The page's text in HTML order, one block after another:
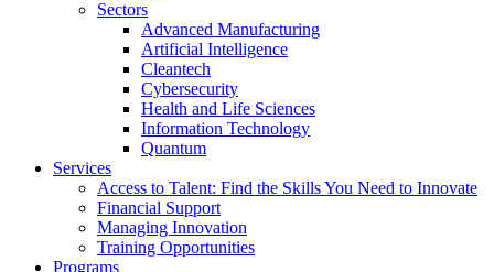
Sectors
Advanced Manufacturing
Artificial Intelligence
Cleantech
Cybersecurity
Health and Life Sciences
Information Technology
Quantum
Services
Access to Talent: Find the Skills You Need to Innovate
Financial Support
Managing Innovation
Training Opportunities
Programs